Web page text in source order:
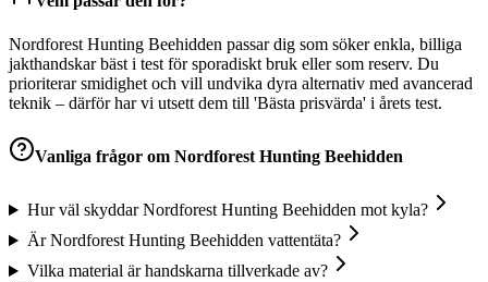
Nordforest Hunting Beehidden passar dig som söker enkla, billiga
jakthandskar bäst i test för sporadiskt bruk eller som reserv. Du
prioriterar smidighet och vill undvika dyra alternativ med avancerad
teknik – därför har vi utsett dem till 'Bästa prisvärda' i årets test.
Vanliga frågor om Nordforest Hunting Beehidden
Hur väl skyddar Nordforest Hunting Beehidden mot kyla?
Är Nordforest Hunting Beehidden vattentäta?
Vilka material är handskarna tillverkade av?